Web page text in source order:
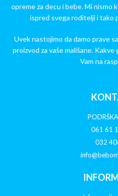
opreme za decu i bebe. Mi nismo
ispred svega roditelji i tako
Uvek nastojimo da damo prave
proizvod za vaše mališane.
Vam na
061 61
032